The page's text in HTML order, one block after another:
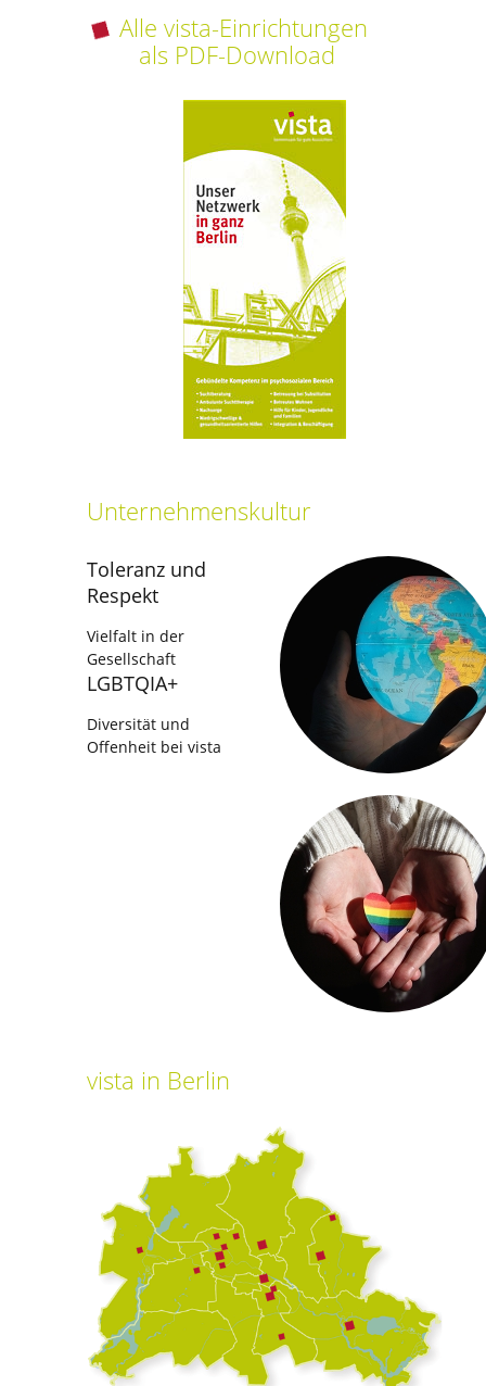
Alle vista-Einrichtungen
als PDF-Download
Unternehmenskultur
Toleranz und
Respekt
Vielfalt in der
Gesellschaft
LGBTQIA+
Diversität und
Offenheit bei vista
vista in Berlin